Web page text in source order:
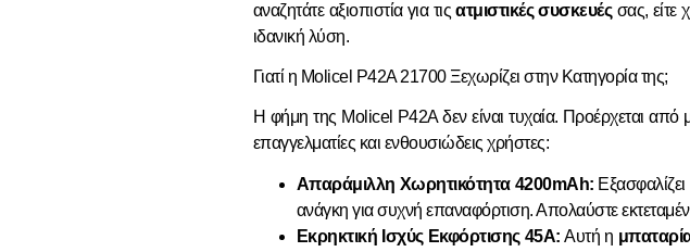
αναζητάτε αξιοπιστία για τιςατμιστικές συσκευέςσας, είτε
ιδανική λύση.
Γιατί η Molicel P42A 21700 Ξεχωρίζει στην Κατηγορία της;
Η φήμη της Molicel P42A δεν είναι τυχαία. Προέρχεται από
επαγγελματίες και ενθουσιώδεις χρήστες:
Απαράμιλλη Χωρητικότητα 4200mAh:
ανάγκη για συχνή επαναφόρτιση. Απολαύστε
Εκρηκτική Ισχύς Εκφόρτισης 45A: Αυτή η